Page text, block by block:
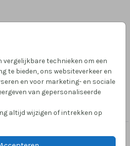
vergelijkbare technieken om een
te bieden, ons websiteverkeer en
en voor marketing- en sociale
van gepersonaliseerde
altijd wijzigen of intrekken op
Pas zelf het kaartje aan
ook leuk